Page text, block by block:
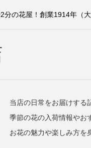
分の花屋！創業1914年（
当店の日常をお届けする
季節の花の入荷情報やお
お花の魅力や楽しみ方を